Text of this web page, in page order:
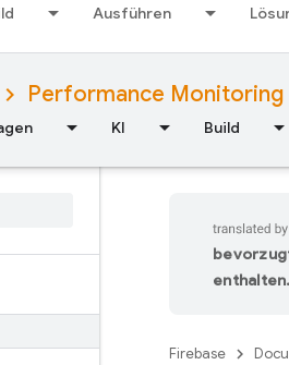
Ausführen
Performance Monitoring
KI Build
enthalten.
Firebase